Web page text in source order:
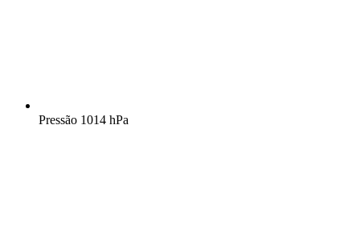
Pressão 1014 hPa